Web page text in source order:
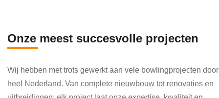
kund
Onze meest succesvolle projecten
Wij hebben met trots gewerkt aan vele bowlingprojecten door
heel Nederland. Van complete nieuwbouw tot renovaties en